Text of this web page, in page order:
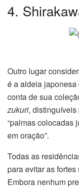
4.
Outro lugar
é a aldeia
conta de sua
zukuri,
“palmas colocadas
em oração”.
Todas as
para evitar as
Embora nenhum